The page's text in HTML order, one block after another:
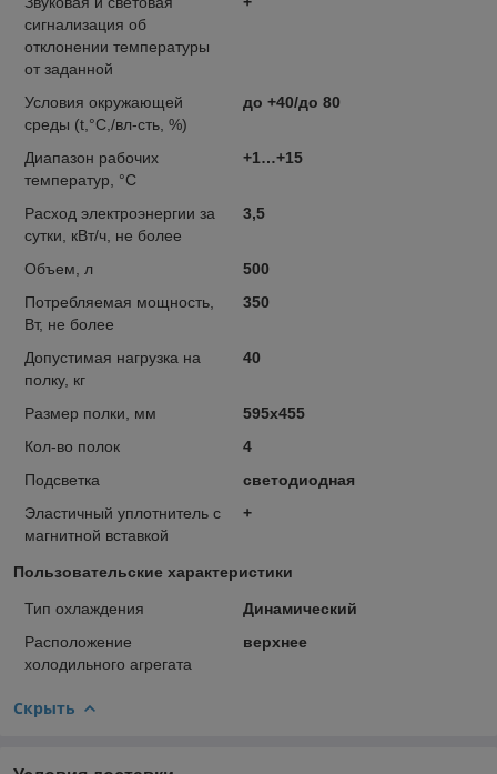
сигнализация об
отклонении температуры
от заданной
Условия окружающей
среды (t,°C,/вл-сть, %)
до +40/до 80
Диапазон рабочих
температур, °C
+1…+15
Расход электроэнергии за
сутки, кВт/ч, не более
3,5
Объем, л
500
Потребляемая мощность,
Вт, не более
350
Допустимая нагрузка на
полку, кг
40
Размер полки, мм
595х455
Кол-во полок
4
Подсветка
светодиодная
Эластичный уплотнитель с
магнитной вставкой
+
Пользовательские характеристики
Тип охлаждения
Динамический
Расположение
холодильного агрегата
верхнее
Скрыть